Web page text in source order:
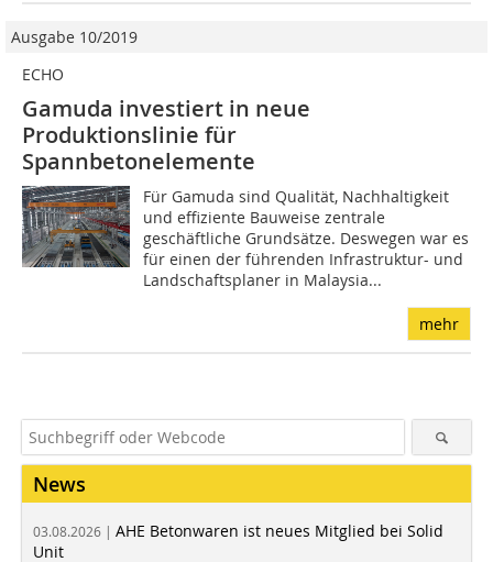
Ausgabe 10/2019
ECHO
Gamuda investiert in neue
Produktionslinie für
Spannbetonelemente
Für Gamuda sind Qualität, Nachhaltigkeit
und effiziente Bauweise zentrale
geschäftliche Grundsätze. Deswegen war es
für einen der führenden Infrastruktur- und
Landschaftsplaner in Malaysia...
mehr
News
03.08.2026 | AHE Betonwaren ist neues Mitglied bei Solid
Unit